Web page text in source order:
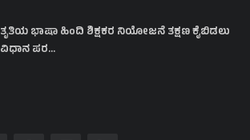
ತೃತಿಯ ಭಾಷಾ ಹಿಂದಿ ಶಿಕ್ಷಕರ ನಿಯೋಜನೆ ತಕ್ಷಣ ಕೈಬಿಡಲು
ವಿಧಾನ ಪರ...